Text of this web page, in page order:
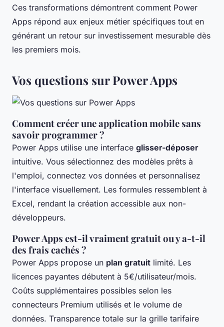
Ces transformations démontrent comment Power
Apps répond aux enjeux métier spécifiques tout en
générant un retour sur investissement mesurable dès
les premiers mois.
Vos questions sur Power Apps
Comment créer une application mobile sans
savoir programmer ?
Power Apps utilise une interface glisser-déposer
intuitive. Vous sélectionnez des modèles prêts à
l'emploi, connectez vos données et personnalisez
l'interface visuellement. Les formules ressemblent à
Excel, rendant la création accessible aux non-
développeurs.
Power Apps est-il vraiment gratuit ou y a-t-il
des frais cachés ?
Power Apps propose un plan gratuit limité. Les
licences payantes débutent à 5€/utilisateur/mois.
Coûts supplémentaires possibles selon les
connecteurs Premium utilisés et le volume de
données. Transparence totale sur la grille tarifaire